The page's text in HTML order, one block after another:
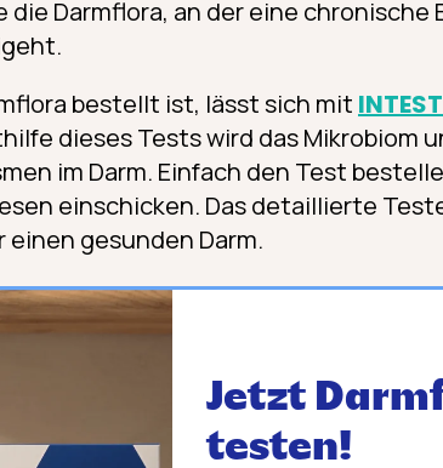
Darmflora, an der eine chronische
bestellt ist, lässt sich mit
dieses Tests wird das Mikrobiom
im Darm. Einfach den Test
einschicken. Das detaillierte
gesunden Darm.
Jetzt
testen!